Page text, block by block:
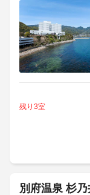
残り3室
別府温泉 杉